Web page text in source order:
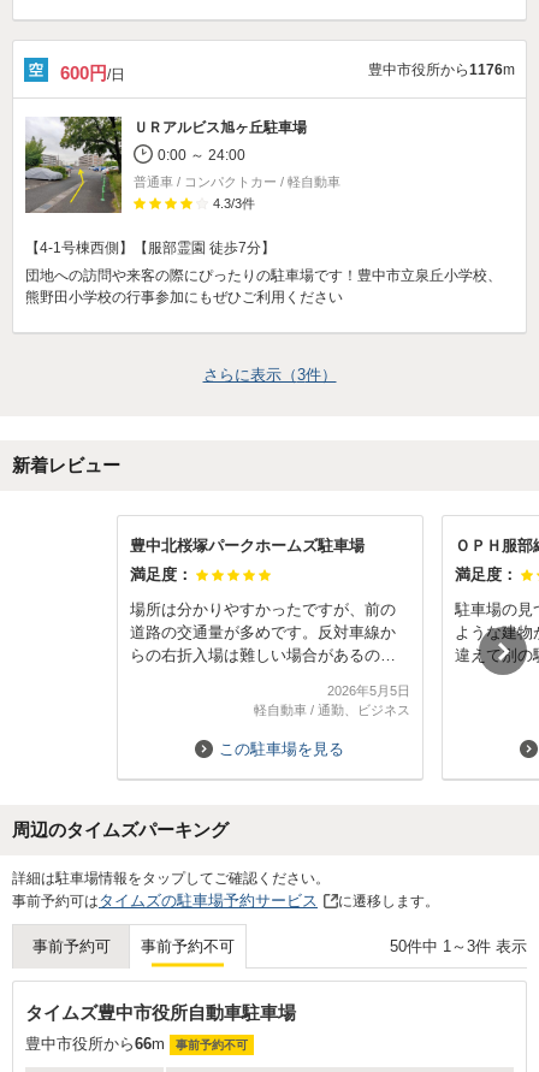
600円/日 豊中市役所から1176m
ＵＲアルビス旭ヶ丘駐車場
0:00 ～ 24:00
普通車 / コンパクトカー / 軽自動車
4.3/3件
【4-1号棟西側】【服部霊園 徒歩7分】
団地への訪問や来客の際にぴったりの駐車場です！豊中市立泉丘小学校、
熊野田小学校の行事参加にもぜひご利用ください
さらに表示（3件）
新着レビュー
豊中北桜塚パークホームズ駐車場
満足度：
場所は分かりやすかったですが、前の
道路の交通量が多めです。反対車線か
らの右折入場は難しい場合があるの
かうルートをおすすめします。
かって右側）の植え込みがかなり茂っ
元に植え込みのコンクリートブロック
部を擦ってしまうかもしれません。荷
物の出し入れや乗降は、左側にスペー
スを空けて停めるのが安心だと思いま
す。
2026年5月5日
軽自動車/ 通勤、ビジネス
この駐車場を見る
ＯＰＨ服部
満足度：
駐車場の見
ような建物
違えて別の
周辺のタイムズパーキング
詳細は駐車場情報をタップしてご確認ください。
事前予約可はタイムズの駐車場予約サービス に遷移します。
事前予約可 事前予約不可 50件中 1 ～ 3件 表示
タイムズ豊中市役所自動車駐車場
豊中市役所から66m 事前予約不可